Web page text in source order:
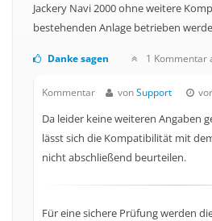
Jackery Navi 2000 ohne weitere
bestehenden Anlage betrieben
Danke sagen 1 Kommentar
Kommentar vonSupport
Da leider keine weiteren Angaben
lässt sich die Kompatibilität mit
nicht abschließend beurteilen.
Für eine sichere Prüfung werden